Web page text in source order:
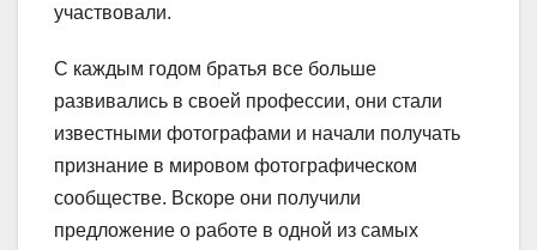
участвовали.
С каждым годом братья все больше
развивались в своей профессии, они стали
известными фотографами и начали получать
признание в мировом фотографическом
сообществе. Вскоре они получили
предложение о работе в одной из самых